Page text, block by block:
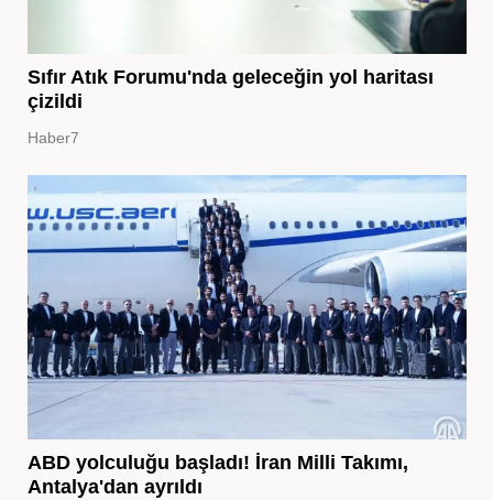
Sıfır Atık Forumu'nda geleceğin yol haritası
çizildi
Haber7
ABD yolculuğu başladı! İran Milli Takımı,
Antalya'dan ayrıldı